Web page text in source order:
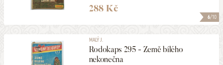
6/10
288 Kč
MALÝ J.
Rodokaps 295 - Země bílého
nekonečna